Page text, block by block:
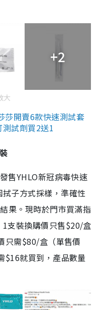
+2
大
莎開賣6款快速測試套
試劑買2送1
售YHLO新冠病毒快速
子方式採樣，準確性
果。現時於門市買滿指
支裝換購價只售$20/盒
只需$80/盒（單售價
$16就買到，產品數量